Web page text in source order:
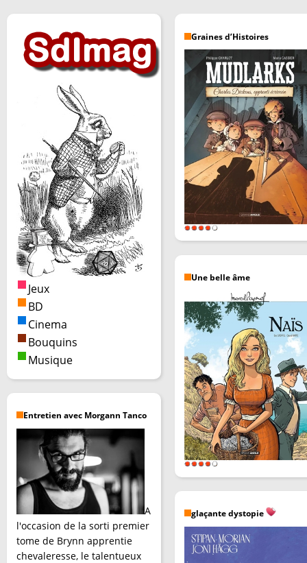
Jeux
BD
Cinema
Bouquins
Musique
Entretien avec Morgann Tanco
A
l'occasion de la sorti premier
tome de Brynn apprentie
chevaleresse, le talentueux
Graines d’Histoires
Une belle âme
glaçante dystopie